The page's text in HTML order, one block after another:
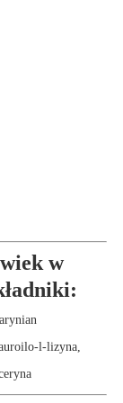
w
l-lizyna,